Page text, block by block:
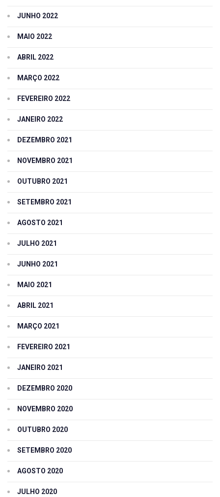
JUNHO 2022
MAIO 2022
ABRIL 2022
MARÇO 2022
FEVEREIRO 2022
JANEIRO 2022
DEZEMBRO 2021
NOVEMBRO 2021
OUTUBRO 2021
SETEMBRO 2021
AGOSTO 2021
JULHO 2021
JUNHO 2021
MAIO 2021
ABRIL 2021
MARÇO 2021
FEVEREIRO 2021
JANEIRO 2021
DEZEMBRO 2020
NOVEMBRO 2020
OUTUBRO 2020
SETEMBRO 2020
AGOSTO 2020
JULHO 2020